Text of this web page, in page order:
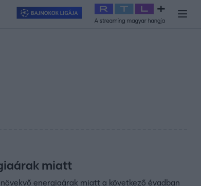
Exek csatája 2026 Celeb vagyok, ments ki innen
miatt
energiaárak miatt a következő évadban